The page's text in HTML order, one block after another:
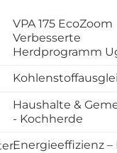
VPA 175 EcoZoom
Verbesserte
Herdprogramm
Haushalte &
- Kochherde
Energieeffizienz –